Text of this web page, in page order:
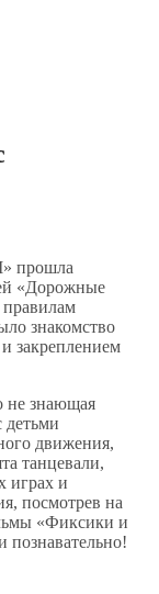
прошла
«Дорожные
знакомство
закреплением
не знающая
детьми
движения,
танцевали,
играх и
посмотрев на
«Фиксики и